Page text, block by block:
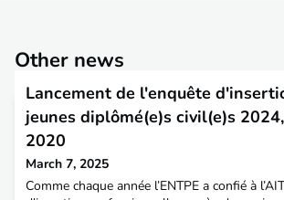
Other news
Lancement de l'enquête
jeunes diplômé(e)s civil(e)s
2020
March 7, 2025
Comme chaque année l’ENTPE a confié à